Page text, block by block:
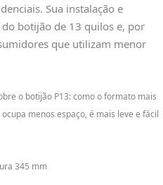
Sua instalação e
botijão de 13 quilos e, por
que utilizam menor
o botijão P13: como o formato mais
menos espaço, é mais leve e fácil
345 mm